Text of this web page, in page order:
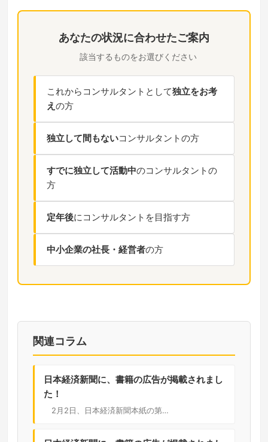
あなたの状況に合わせたご案内
該当するものをお選びください
これからコンサルタントとして独立をお考
えの方
独立して間もないコンサルタントの方
すでに独立して活動中のコンサルタントの
方
定年後にコンサルタントを目指す方
中小企業の社長・経営者の方
関連コラム
日本経済新聞に、書籍の広告が掲載されまし
た！
2月2日、日本経済新聞本紙の第…